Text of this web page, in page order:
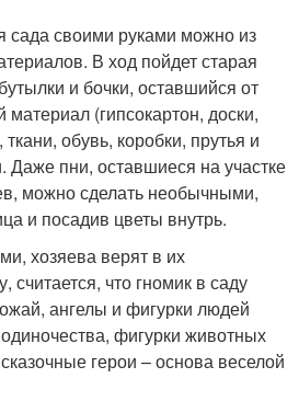
сада своими руками можно из
В ход пойдет старая
и бочки, оставшийся от
(гипсокартон, доски,
обувь, коробки, прутья и
Даже пни, оставшиеся на участке
можно сделать необычными,
и посадив цветы внутрь.
хозяева верят в их
считается, что гномик в саду
ангелы и фигурки людей
фигурки животных
герои – основа веселой